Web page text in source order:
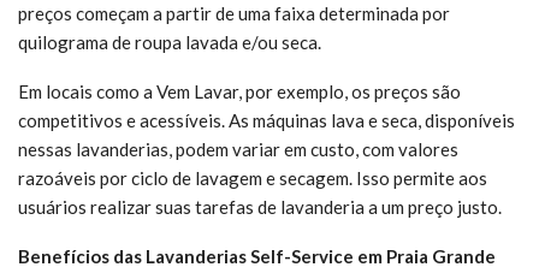
preços começam a partir de uma faixa determinada por
quilograma de roupa lavada e/ou seca.
Em locais como a Vem Lavar, por exemplo, os preços são
competitivos e acessíveis. As máquinas lava e seca, disponíveis
nessas lavanderias, podem variar em custo, com valores
razoáveis por ciclo de lavagem e secagem. Isso permite aos
usuários realizar suas tarefas de lavanderia a um preço justo.
Benefícios das Lavanderias Self-Service em Praia Grande